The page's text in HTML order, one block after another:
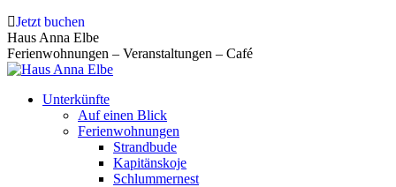
Zum
Inhalt
springen
Jetzt buchen
Haus Anna Elbe
Ferienwohnungen – Veranstaltungen – Café
Unterkünfte
Auf einen Blick
Ferienwohnungen
Strandbude
Kapitänskoje
Schlummernest